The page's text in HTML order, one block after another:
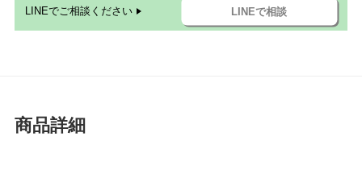
LINEでご相談ください LINEで相談
商品詳細